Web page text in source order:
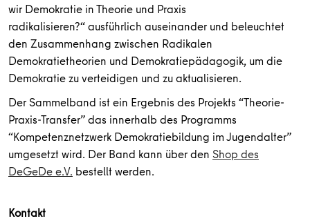
wir Demokratie in Theorie und Praxis
radikalisieren?“ausführlich auseinander und beleuchtet
den Zusammenhang zwischen Radikalen
Demokratietheorien und Demokratiepädagogik, um die
Demokratie zu verteidigen und zu aktualisieren.
Der Sammelband ist ein Ergebnis des Projekts “Theorie-
Praxis-Transfer” das innerhalb des Programms
“Kompetenznetzwerk Demokratiebildung im Jugendalter”
umgesetzt wird. Der Band kann über den Shop des
DeGeDe e.V. bestellt werden.
Kontakt